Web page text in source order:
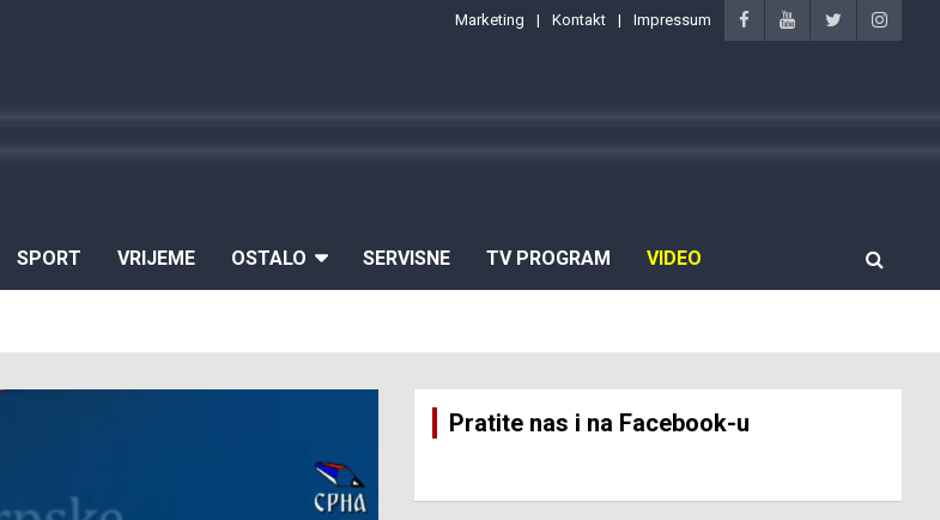
Marketing Kontakt Impressum
SPORT VRIJEME OSTALO SERVISNE TV PROGRAM VIDEO
Pratite nas i na Facebook-u